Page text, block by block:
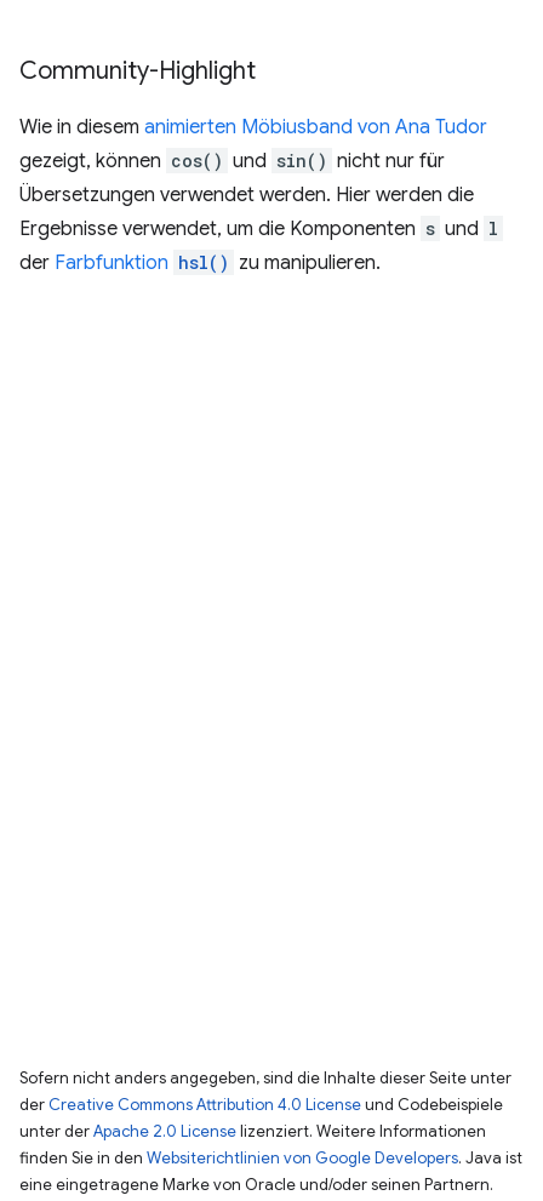
Community-Highlight
Wie in diesem animierten Möbiusband von Ana Tudor
gezeigt, können cos() und sin() nicht nur für
Übersetzungen verwendet werden. Hier werden die
Ergebnisse verwendet, um die Komponenten s und l
der Farbfunktion hsl() zu manipulieren.
Sofern nicht anders angegeben, sind die Inhalte dieser Seite unter
der Creative Commons Attribution 4.0 Licenseund Codebeispiele
unter derApache 2.0 Licenselizenziert. Weitere Informationen
finden Sie in den Websiterichtlinien von Google Developers. Java ist
eine eingetragene Marke von Oracle und/oder seinen Partnern.